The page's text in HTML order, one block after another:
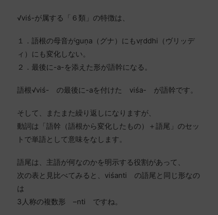
√viś-が属する「６類」の特徴は、
１．語根の母音がguṇa（グナ）にもvṛddhi（ヴリッデ
ィ）にも変化しない。
２．最後に-a-を添えた形が語幹になる。
語根√viś- の最後に-aを付けた viśa- が語幹です。
そして、またまた繰り返しになりますが、
動詞は「語幹（語根から変化したもの）＋語尾」のセッ
トで単語として意味をなします。
語尾は、主語が何なのかを明示する役割があって、
次の表と見比べてみると、viśanti の語尾と同じ形なの
は
3人称の複数形 –nti ですね。